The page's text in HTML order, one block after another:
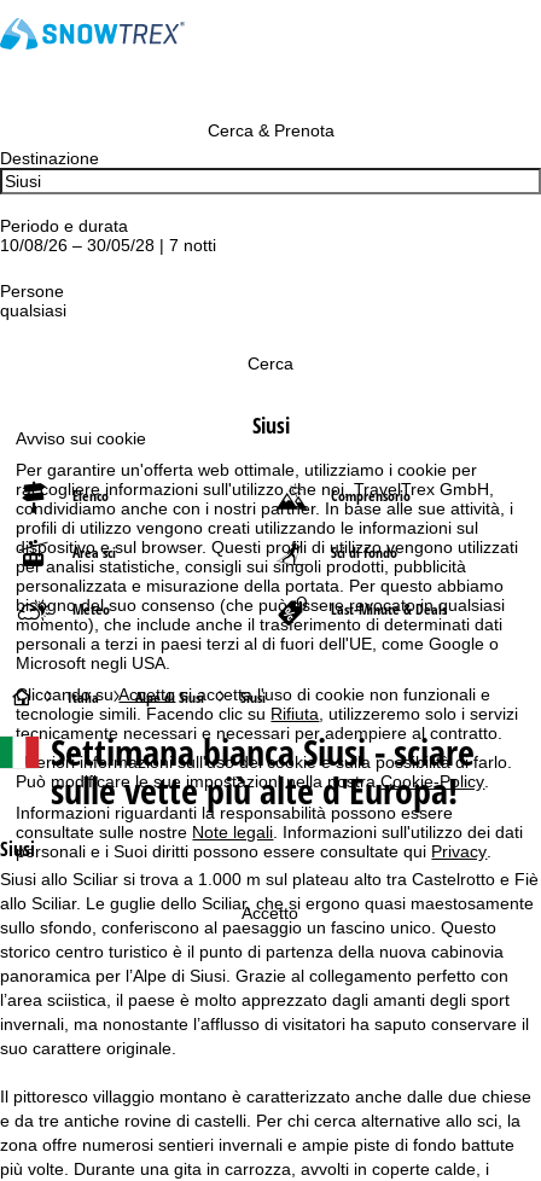
Avviso sui cookie
Per garantire un'offerta web ottimale, utilizziamo i cookie per
raccogliere informazioni sull'utilizzo che noi, TravelTrex GmbH,
condividiamo anche con i nostri partner. In base alle sue attività, i
profili di utilizzo vengono creati utilizzando le informazioni sul
dispositivo e sul browser. Questi profili di utilizzo vengono utilizzati
per analisi statistiche, consigli sui singoli prodotti, pubblicità
personalizzata e misurazione della portata. Per questo abbiamo
bisogno del suo consenso (che può essere revocato in qualsiasi
momento), che include anche il trasferimento di determinati dati
personali a terzi in paesi terzi al di fuori dell'UE, come Google o
Microsoft negli USA.
Cliccando suAccettosi accetta l'uso di cookie non funzionali e
tecnologie simili. Facendo clic su Rifiuta , utilizzeremo solo i servizi
tecnicamente necessari e necessari per adempiere al contratto.
Ulteriori informazioni sull'uso dei cookie e sulla possibilità di farlo.
Può modificare le sue impostazioni nella nostraCookie-Policy
Informazioni riguardanti la responsabilità possono essere
consultate sulle nostre Note legali . Informazioni sull'utilizzo dei dati
personali e i Suoi diritti possono essere consultate qui Privacy
Accetto
Cerca & Prenota
Destinazione
Periodo e durata
10/08/26 – 30/05/28 | 7 notti
Persone
qualsiasi
Cerca
Siusi
Elenco Comprensorio
Area sci Sci di fondo
Meteo Last-Minute & Deals
H
o
e
p
a
e
Italia Alpe di Siusi Siusi
Settimana biancaSiusi - sciare
sulle vette più alte d'Europa!
Siusi
Siusi allo Sciliar si trova a 1.000 m sul plateau alto tra Castelrotto e Fiè
allo Sciliar. Le guglie dello Sciliar, che si ergono quasi maestosamente
sullo sfondo, conferiscono al paesaggio un fascino unico. Questo
storico centro turistico è il punto di partenza della nuova cabinovia
panoramica per l’Alpe di Siusi. Grazie al collegamento perfetto con
l’area sciistica, il paese è molto apprezzato dagli amanti degli sport
invernali, ma nonostante l’afflusso di visitatori ha saputo conservare il
suo carattere originale.
Il pittoresco villaggio montano è caratterizzato anche dalle due chiese
e da tre antiche rovine di castelli. Per chi cerca alternative allo sci, la
zona offre numerosi sentieri invernali e ampie piste di fondo battute
più volte. Durante una gita in carrozza, avvolti in coperte calde, i